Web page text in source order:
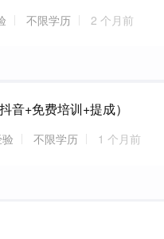
不限学历 2 个月前
音+免费培训+提成）
不限学历 1 个月前